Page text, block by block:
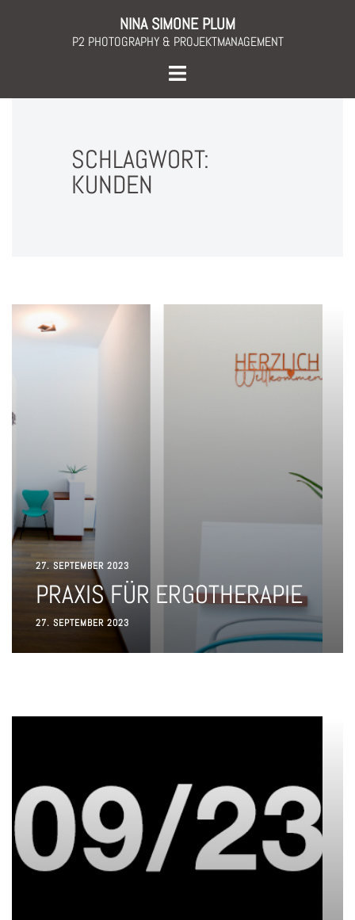
NINA SIMONE PLUM
P2 PHOTOGRAPHY & PROJEKTMANAGEMENT
Toggle
menu
SCHLAGWORT:
KUNDEN
27. SEPTEMBER 2023
PRAXIS FÜR ERGOTHERAPIE
27. SEPTEMBER 2023